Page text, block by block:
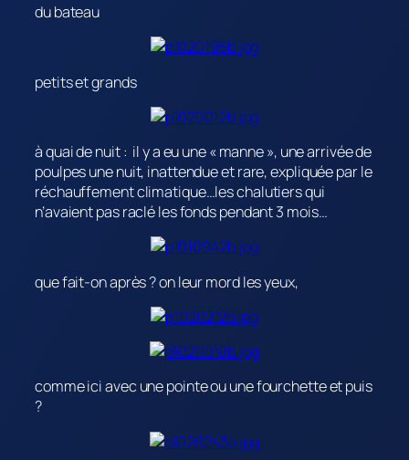
du bateau
petits et grands
à quai de nuit : il y a eu une « manne », une arrivée de
poulpes une nuit, inattendue et rare, expliquée par le
réchauffement climatique…les chalutiers qui
n’avaient pas raclé les fonds pendant 3 mois…
que fait-on après ? on leur mord les yeux,
comme ici avec une pointe ou une fourchette et puis
?